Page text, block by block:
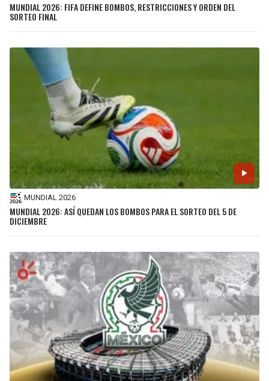
MUNDIAL 2026: FIFA DEFINE BOMBOS, RESTRICCIONES Y ORDEN DEL
SORTEO FINAL
MUNDIAL 2026
MUNDIAL 2026: ASÍ QUEDAN LOS BOMBOS PARA EL SORTEO DEL 5 DE
DICIEMBRE